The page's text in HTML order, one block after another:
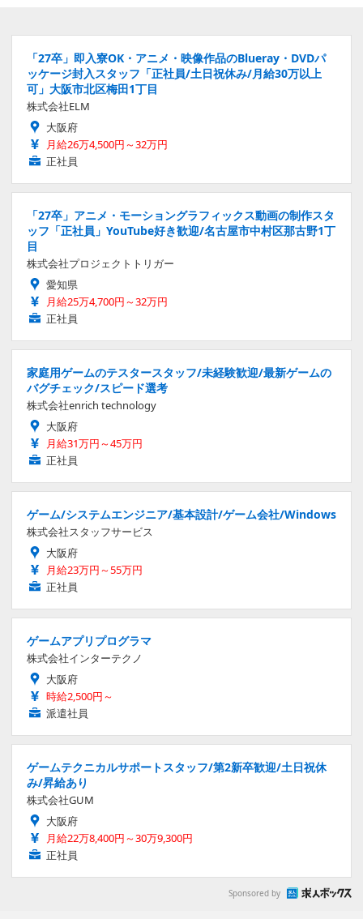
「27卒」即入寮OK・アニメ・映像作品のBlueray・DVDパ
ッケージ封入スタッフ「正社員/土日祝休み/月給30万以上
可」大阪市北区梅田1丁目
株式会社ELM
大阪府
月給26万4,500円～32万円
正社員
「27卒」アニメ・モーショングラフィックス動画の制作スタ
ッフ「正社員」YouTube好き歓迎/名古屋市中村区那古野1丁
目
株式会社プロジェクトトリガー
愛知県
月給25万4,700円～32万円
正社員
家庭用ゲームのテスタースタッフ/未経験歓迎/最新ゲームの
バグチェック/スピード選考
株式会社enrich technology
大阪府
月給31万円～45万円
正社員
ゲーム/システムエンジニア/基本設計/ゲーム会社/Windows
株式会社スタッフサービス
大阪府
月給23万円～55万円
正社員
ゲームアプリプログラマ
株式会社インターテクノ
大阪府
時給2,500円～
派遣社員
ゲームテクニカルサポートスタッフ/第2新卒歓迎/土日祝休
み/昇給あり
株式会社GUM
大阪府
月給22万8,400円～30万9,300円
正社員
Sponsored by